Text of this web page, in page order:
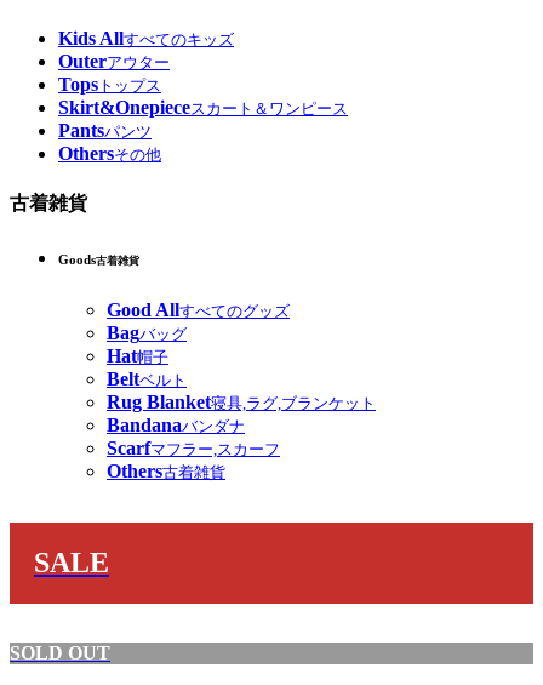
Kids Allすべてのキッズ
Outerアウター
Tops トップス
Skirt&Onepieceスカート＆ワンピース
Pantsパンツ
Othersその他
古着雑貨
Goods古着雑貨
Good Allすべてのグッズ
Bagバッグ
Hat帽子
Beltベルト
Rug Blanket寝具,ラグ,ブランケット
Bandanaバンダナ
Scarfマフラー,スカーフ
Others古着雑貨
SALE
SOLD OUT